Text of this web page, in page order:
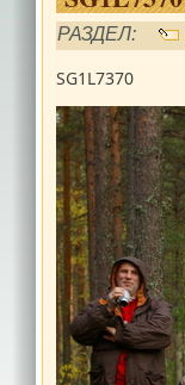
РАЗДЕЛ:
SG1L7370